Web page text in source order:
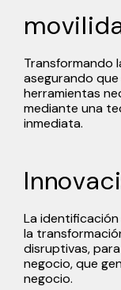
Transformando
asegurando
herramientas
mediante una
inmediata.
La
la
disruptivas,
negocio, que
negocio.